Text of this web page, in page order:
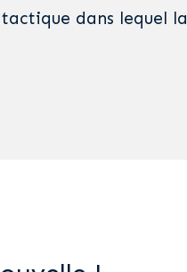
dans lequel la